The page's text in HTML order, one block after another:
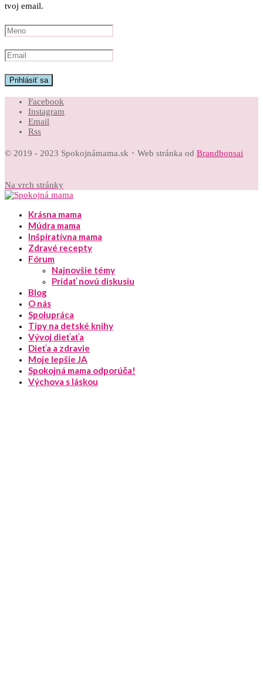
tvoj email.
Facebook
Instagram
Email
Rss
© 2019 - 2023 Spokojnámama.sk・Web stránka od Brandbonsai
Na vrch stránky
Krásna mama
Múdra mama
Inšpiratívna mama
Zdravé recepty
Fórum
Najnovšie témy
Pridať novú diskusiu
Blog
O nás
Spolupráca
Tipy na detské knihy
Vývoj dieťaťa
Dieťa a zdravie
Moje lepšie JA
Spokojná mama odporúča!
Výchova s láskou